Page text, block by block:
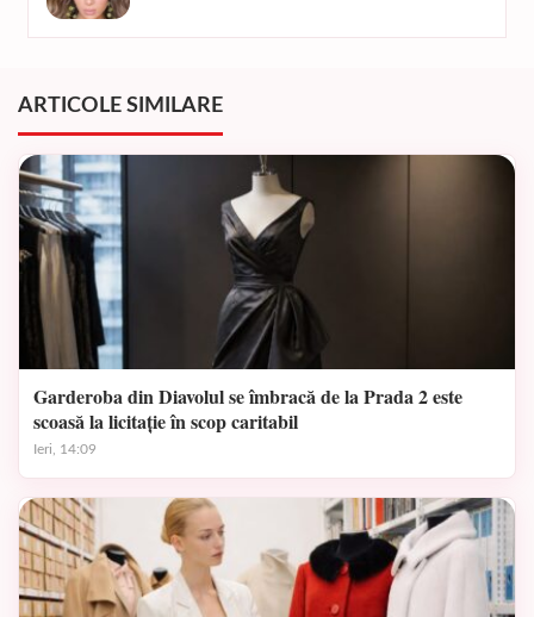
ARTICOLE SIMILARE
Garderoba din Diavolul se îmbracă de la Prada 2 este
scoasă la licitație în scop caritabil
Ieri, 14:09